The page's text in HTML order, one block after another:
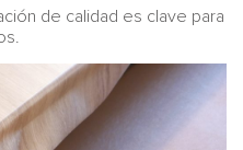
de calidad es clave para